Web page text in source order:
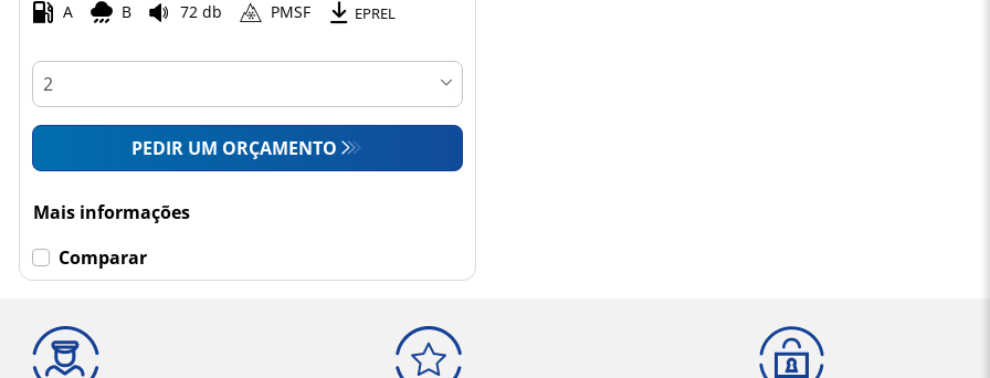
A B 72 db PMSF EPREL
PEDIR UM ORÇAMENTO
Mais informações
Comparar